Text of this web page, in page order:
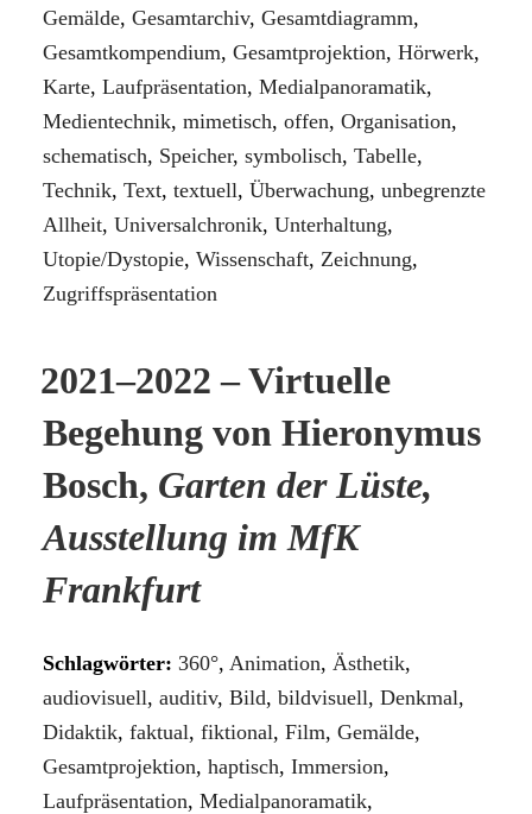
Gemälde, Gesamtarchiv, Gesamtdiagramm,
Gesamtkompendium, Gesamtprojektion, Hörwerk,
Karte, Laufpräsentation, Medialpanoramatik,
Medientechnik, mimetisch, offen, Organisation,
schematisch, Speicher, symbolisch, Tabelle,
Technik, Text, textuell, Überwachung, unbegrenzte
Allheit, Universalchronik, Unterhaltung,
Utopie/Dystopie, Wissenschaft, Zeichnung,
Zugriffspräsentation
2021–2022 – Virtuelle
Begehung von Hieronymus
Bosch, Garten der Lüste,
Ausstellung im MfK
Frankfurt
Schlagwörter: 360°, Animation, Ästhetik,
audiovisuell, auditiv, Bild, bildvisuell, Denkmal,
Didaktik, faktual, fiktional, Film, Gemälde,
Gesamtprojektion, haptisch, Immersion,
Laufpräsentation, Medialpanoramatik,